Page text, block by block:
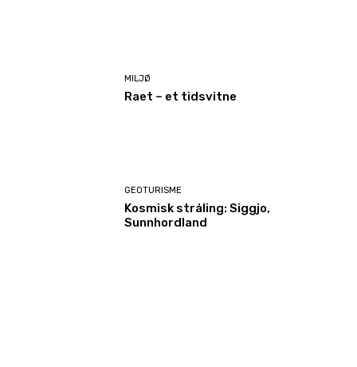
MILJØ
Raet – et tidsvitne
GEOTURISME
Kosmisk stråling: Siggjo,
Sunnhordland